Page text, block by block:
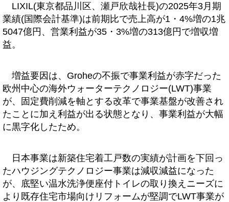
LIXIL(東京都品川区、瀬戸欣哉社長)の2025年3月期
業績(国際会計基準)は前期比で売上高が1・4%増の1兆
5047億円、営業利益が35・3%増の313億円で増収増
益。
増益要因は、Groheの不振で事業利益が赤字だった
欧州中心の海外ウォーターテクノロジー(LWT)事業
が、固定費削減を軸とする改革で事業基盤が改善され
たことに加え利益が出る状態となり、事業利益が大幅
に黒字化したため。
日本事業は新築住宅着工戸数の実績が計画を下回っ
たハウジングテクノロジー事業は減収減益になった
が、底堅い温水洗浄便座付トイレの取り換えニーズに
より既存住宅市場向けリフォームが堅調でLWT事業が